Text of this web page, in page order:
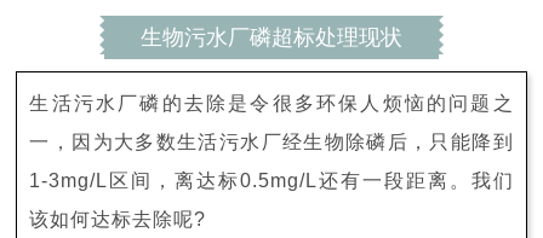
生物污水厂磷超标处理现状
生活污水厂磷的去除是令很多环保人烦恼的问题之
一，因为大多数生活污水厂经生物除磷后，只能降到
1-3mg/L区间，离达标0.5mg/L还有一段距离。我们
该如何达标去除呢?